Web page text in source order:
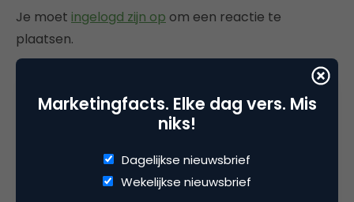
Je moet ingelogd zijn op om een reactie te
plaatsen.
Gerelateerde artikelen
Rebel with or without a cause?
Wake-upcall voor ontwerpers
Marketingfacts. Elke dag vers. Mis
niks!
Dagelijkse nieuwsbrief
Wekelijkse nieuwsbrief